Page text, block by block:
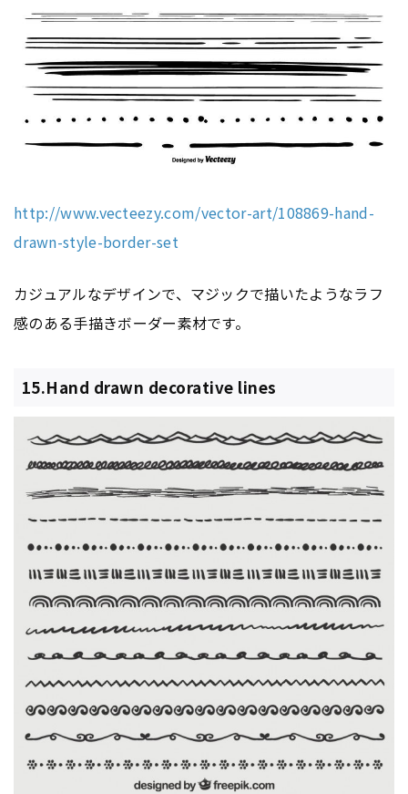
http://www.vecteezy.com/vector-art/108869-hand-
drawn-style-border-set
カジュアルなデザインで、マジックで描いたようなラフ
感のある手描きボーダー素材です。
15.Hand drawn decorative lines